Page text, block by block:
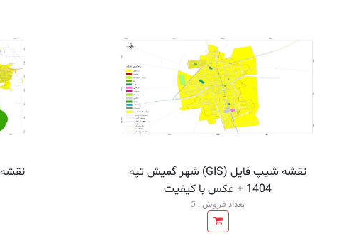
نقشه شیپ فایل (GIS) شهر گمیش تپه
1404 + عکس با کیفیت
تعداد فروش : 5